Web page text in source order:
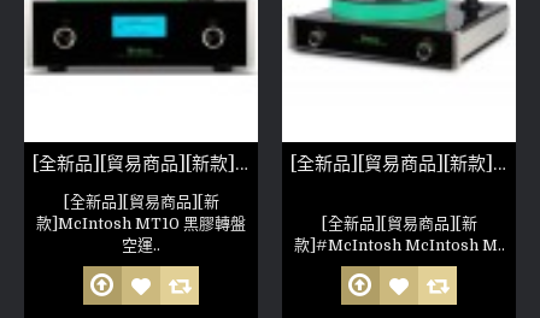
[全新品][貿易商品][新款]McIntosh MT10 黑膠轉盤
[全新品][貿易商品][新
款]McIntosh MT10 黑膠轉盤
空運..
[全新品][貿易商品][新款]McIntosh MT5 唱機(參考照片)
[全新品][貿易商品][新
款]#McIntosh McIntosh M..